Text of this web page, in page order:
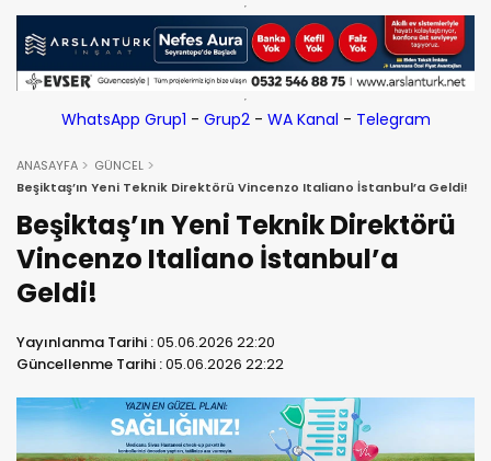
WhatsApp Grup1 - Grup2- WA Kanal - Telegram
ANASAYFA
GÜNCEL
Beşiktaş’ın Yeni Teknik Direktörü Vincenzo Italiano İstanbul’a Geldi!
Beşiktaş’ın Yeni Teknik Direktörü
Vincenzo Italiano İstanbul’a
Geldi!
Yayınlanma Tarihi :05.06.2026 22:20
Güncellenme Tarihi :05.06.2026 22:22